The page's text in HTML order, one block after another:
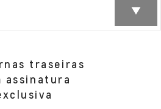
traseiras
assinatura